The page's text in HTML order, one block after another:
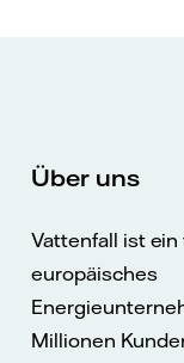
Über uns
Vattenfall ist
europäisches
Millionen